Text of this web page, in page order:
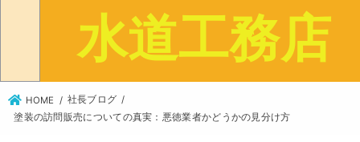
HOME
社長ブログ
塗装の訪問販売についての真実：悪徳業者かどうかの見分け方